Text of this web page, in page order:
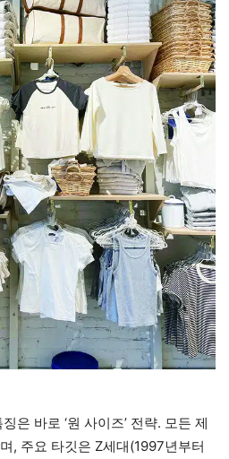
은 바로 ‘원 사이즈’ 전략. 모든 제
, 주요 타깃은 Z세대(1997년부터